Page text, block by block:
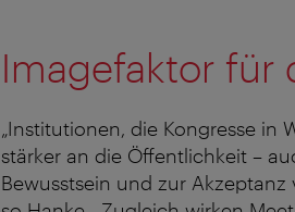
Imagefaktor für
„Institutionen, die Kongresse in
stärker an die Öffentlichkeit –
Bewusstsein und zur